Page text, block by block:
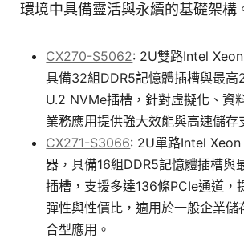
環境中具備靈活與永續的基礎架構
CX270-S5062: 2U雙路Intel
具備32組DDR5記憶體插槽與最高
U.2 NVMe插槽，針對虛擬化、資
業務應用提供強大效能與高速儲存
CX271-S3066: 2U單路Intel
器，具備16組DDR5記憶體插槽與
插槽，支援多達136條PCIe通道，
彈性與性價比，適用於一般企業儲
合型應用。